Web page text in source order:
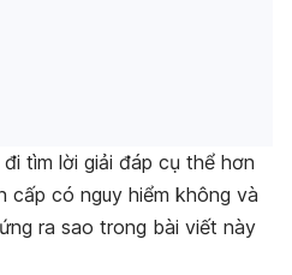
tìm lời giải đáp cụ thể hơn
cấp có nguy hiểm không và
ra sao trong bài viết này